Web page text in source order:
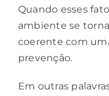
Quando esses
ambiente se
coerente com
prevenção.
Em outras